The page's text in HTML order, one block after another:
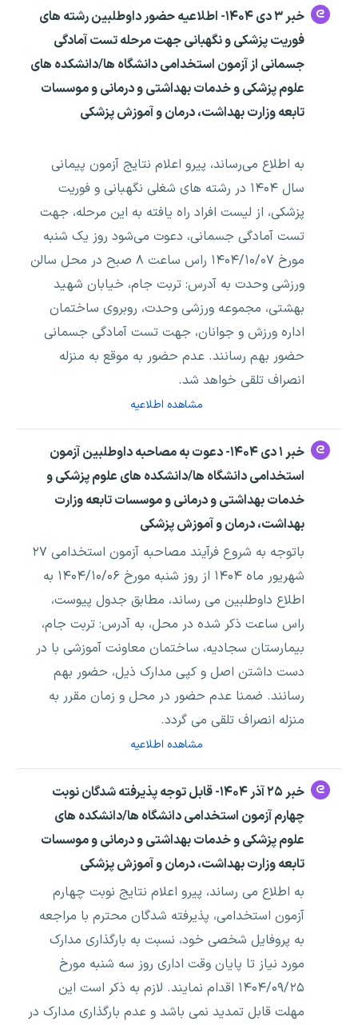
خبر ۳ دی ۱۴۰۴- اطلاعیه حضور داوطلبین رشته های
فوریت پزشکی و نگهبانی جهت مرحله تست آمادگی
جسمانی از آزمون استخدامی دانشگاه ها/دانشکده های
علوم پزشکی و خدمات بهداشتی و درمانی و موسسات
تابعه وزارت بهداشت، درمان و آموزش پزشکی
به اطلاع می‌رساند، پیرو اعلام نتایج آزمون پیمانی
سال ۱۴۰۴ در رشته های شغلی نگهبانی و فوریت
پزشکی، از لیست افراد راه یافته به این مرحله، جهت
تست آمادگی جسمانی، دعوت می‌شود روز یک شنبه
مورخ ۱۴۰۴/۱۰/۰۷ راس ساعت ۸ صبح در محل سالن
ورزشی وحدت به آدرس: تربت جام، خیابان شهید
بهشتی، مجموعه ورزشی وحدت، روبروی ساختمان
اداره ورزش و جوانان، جهت تست آمادگی جسمانی
حضور بهم رسانند. عدم حضور به موقع به منزله
انصراف تلقی خواهد شد.
مشاهده اطلاعیه
خبر ۱ دی ۱۴۰۴- دعوت به مصاحبه داوطلبین آزمون
استخدامی دانشگاه ها/دانشکده های علوم پزشکی و
خدمات بهداشتی و درمانی و موسسات تابعه وزارت
بهداشت، درمان و آموزش پزشکی
باتوجه به شروع فرآیند مصاحبه آزمون استخدامی ۲۷
شهریور ماه ۱۴۰۴ از روز شنبه مورخ ۱۴۰۴/۱۰/۰۶ به
اطلاع داوطلبین می رساند، مطابق جدول پیوست،
راس ساعت ذکر شده در محل، به آدرس: تربت جام،
بیمارستان سجادیه، ساختمان معاونت آموزشی با در
دست داشتن اصل و کپی مدارک ذیل، حضور بهم
رسانند. ضمنا عدم حضور در محل و زمان مقرر به
منزله انصراف تلقی می گردد.
مشاهده اطلاعیه
خبر ۲۵ آذر ۱۴۰۴- قابل توجه پذیرفته شدگان نوبت
چهارم آزمون استخدامی دانشگاه ها/دانشکده های
علوم پزشکی و خدمات بهداشتی و درمانی و موسسات
تابعه وزارت بهداشت، درمان و آموزش پزشکی
به اطلاع می رساند، پیرو اعلام نتایج نوبت چهارم
آزمون استخدامی، پذیرفته شدگان محترم با مراجعه
به پروفایل شخصی خود، نسبت به بارگذاری مدارک
مورد نیاز تا پایان وقت اداری روز سه شنبه مورخ
۱۴۰۴/۰۹/۲۵ اقدام نمایند. لازم به ذکر است این
مهلت قابل تمدید نمی باشد و عدم بارگذاری مدارک در